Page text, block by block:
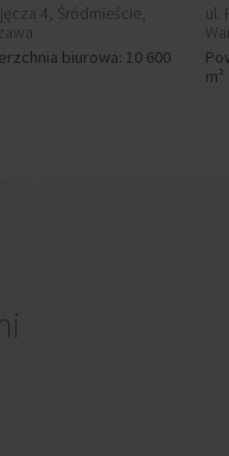
4, Śródmieście,
biurowa: 10 600
ul.
m²